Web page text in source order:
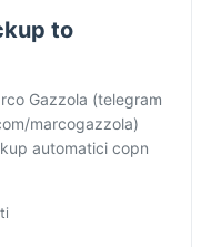
to
Gazzola (telegram
marcogazzola)
automatici copn